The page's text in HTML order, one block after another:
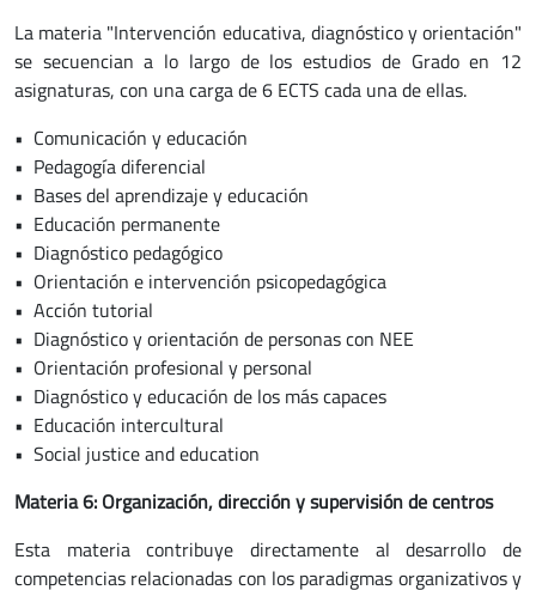
La materia "Intervención educativa, diagnóstico y orientación"
se secuencian a lo largo de los estudios de Grado en 12
asignaturas, con una carga de 6 ECTS cada una de ellas.
• Comunicación y educación
• Pedagogía diferencial
• Bases del aprendizaje y educación
• Educación permanente
• Diagnóstico pedagógico
• Orientación e intervención psicopedagógica
• Acción tutorial
• Diagnóstico y orientación de personas con NEE
• Orientación profesional y personal
• Diagnóstico y educación de los más capaces
• Educación intercultural
• Social justice and education
Materia 6: Organización, dirección y supervisión de centros
Esta materia contribuye directamente al desarrollo de
competencias relacionadas con los paradigmas organizativos y